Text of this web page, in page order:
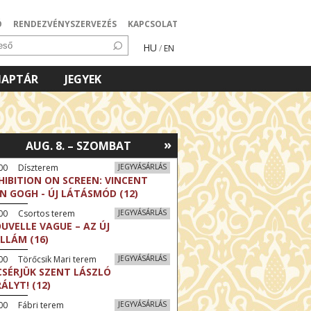
RENDEZVÉNYSZERVEZÉS KAPCSOLAT
HU / EN
JEGYEK
»
AUG. 8. – SZOMBAT
JEGYVÁSÁRLÁS
Díszterem
ON SCREEN: VINCENT
GOGH - ÚJ LÁTÁSMÓD (12)
JEGYVÁSÁRLÁS
Csortos terem
VAGUE – AZ ÚJ
(16)
JEGYVÁSÁRLÁS
Törőcsik Mari terem
SZENT LÁSZLÓ
(12)
JEGYVÁSÁRLÁS
Fábri terem